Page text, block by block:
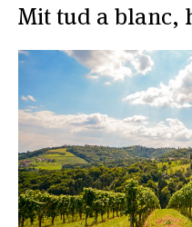
Mit tud a blanc,